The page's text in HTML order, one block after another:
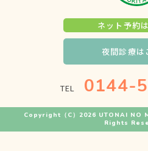
ネット予約
夜間診療は
TEL 0144-
Copyright （C）2026 UTONAI NO
Rights